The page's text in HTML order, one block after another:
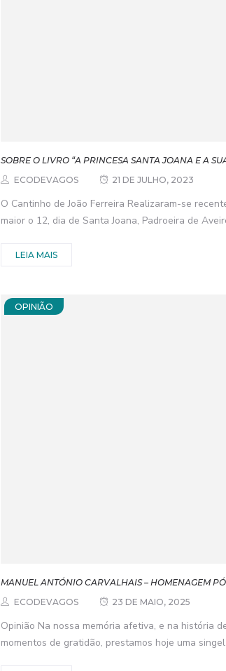
SOBRE O LIVRO “A PRINCESA SANTA JOANA E A
ECODEVAGOS
21 DE JULHO, 2023
O Cantinho de João Ferreira Realizaram-se
maior o 12, dia de Santa Joana, Padroeira de
LEIA MAIS
OPINIÃO
MANUEL ANTÓNIO CARVALHAIS – HOMENAGEM
ECODEVAGOS
23 DE MAIO, 2025
Opinião Na nossa memória afetiva, e na história
momentos de gratidão, prestamos hoje uma